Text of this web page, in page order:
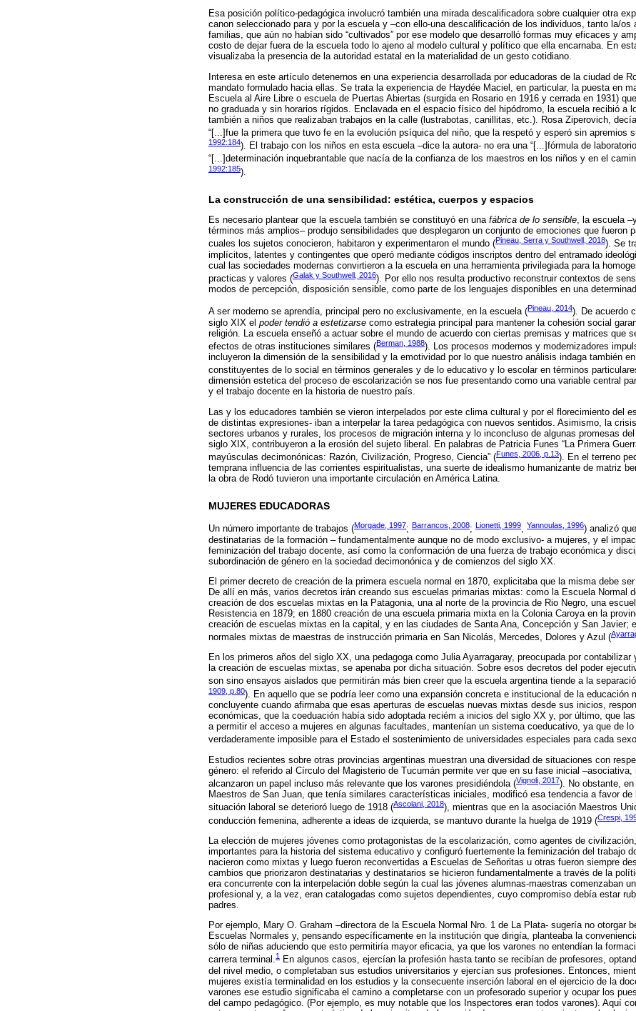
Esa posición político-pedagógica involucró también una mirada descalificadora sobre cualquier otra
canon seleccionado para y por la escuela y –con ello-una descalificación de los individuos, tanto la/os
familias, que aún no habían sido “cultivados” por ese modelo que desarrolló formas muy eficaces y
costo de dejar fuera de la escuela todo lo ajeno al modelo cultural y político que ella encarnaba. En
visualizaba la presencia de la autoridad estatal en la materialidad de un gesto cotidiano.
Interesa en este artículo detenernos en una experiencia desarrollada por educadoras de la ciudad de
mandato formulado hacia ellas. Se trata la experiencia de Haydée Maciel, en particular, la puesta en
Escuela al Aire Libre o escuela de Puertas Abiertas (surgida en Rosario en 1916 y cerrada en 1931)
no graduada y sin horarios rígidos. Enclavada en el espacio físico del hipódromo, la escuela recibió a
también a niños que realizaban trabajos en la calle (lustrabotas, canillitas, etc.). Rosa Ziperovich,
“[...]fue la primera que tuvo fe en la evolución psíquica del niño, que la respetó y esperó sin apremios
1992:184). El trabajo con los niños en esta escuela –dice la autora- no era una “[...]fórmula de
“[...]determinación inquebrantable que nacía de la confianza de los maestros en los niños y en el
1992:185).
La construcción de una sensibilidad: estética, cuerpos y espacios
Es necesario plantear que la escuela también se constituyó en una fábrica de lo sensible, la escuela
términos más amplios– produjo sensibilidades que desplegaron un conjunto de emociones que fueron
cuales los sujetos conocieron, habitaron y experimentaron el mundo (Pineau, Serra y Southwell, 2018). Se
implícitos, latentes y contingentes que operó mediante códigos inscriptos dentro del entramado
cual las sociedades modernas convirtieron a la escuela en una herramienta privilegiada para la
practicas y valores (Galak y Southwell, 2016). Por ello nos resulta productivo reconstruir contextos de
modos de percepción, disposición sensible, como parte de los lenguajes disponibles en una
A ser moderno se aprendía, principal pero no exclusivamente, en la escuela (Pineau, 2014). De acuerdo
siglo XIX el poder tendió a estetizarse como estrategia principal para mantener la cohesión social
religión. La escuela enseñó a actuar sobre el mundo de acuerdo con ciertas premisas y matrices que
efectos de otras instituciones similares (Berman, 1988). Los procesos modernos y modernizadores
incluyeron la dimensión de la sensibilidad y la emotividad por lo que nuestro análisis indaga también
constituyentes de lo social en términos generales y de lo educativo y lo escolar en términos
dimensión estetica del proceso de escolarización se nos fue presentando como una variable central
y el trabajo docente en la historia de nuestro país.
Las y los educadores también se vieron interpelados por este clima cultural y por el florecimiento del
de distintas expresiones- iban a interpelar la tarea pedagógica con nuevos sentidos. Asimismo, la
sectores urbanos y rurales, los procesos de migración interna y lo inconcluso de algunas promesas
siglo XIX, contribuyeron a la erosión del sujeto liberal. En palabras de Patricia Funes “La Primera
mayúsculas decimonónicas: Razón, Civilización, Progreso, Ciencia” (Funes, 2006, p.13). En el terreno
temprana influencia de las corrientes espiritualistas, una suerte de idealismo humanizante de matriz
la obra de Rodó tuvieron una importante circulación en América Latina.
MUJERES EDUCADORAS
Un número importante de trabajos (Morgade, 1997; Barrancos, 2008; Lionetti, 1999, Yannoulas, 1996) analizó
destinatarias de la formación – fundamentalmente aunque no de modo exclusivo- a mujeres, y el
feminización del trabajo docente, así como la conformación de una fuerza de trabajo económica y
subordinación de género en la sociedad decimonónica y de comienzos del siglo XX.
El primer decreto de creación de la primera escuela normal en 1870, explicitaba que la misma debe
De allí en más, varios decretos irán creando sus escuelas primarias mixtas: como la Escuela Normal
creación de dos escuelas mixtas en la Patagonia, una al norte de la provincia de Rio Negro, una
Resistencia en 1879; en 1880 creación de una escuela primaria mixta en la Colonia Caroya en la
creación de escuelas mixtas en la capital, y en las ciudades de Santa Ana, Concepción y San Javier;
normales mixtas de maestras de instrucción primaria en San Nicolás, Mercedes, Dolores y Azul (
En los primeros años del siglo XX, una pedagoga como Julia Ayarragaray, preocupada por
la creación de escuelas mixtas, se apenaba por dicha situación. Sobre esos decretos del poder
son sino ensayos aislados que permitirán más bien creer que la escuela argentina tiende a la
1909, p.80). En aquello que se podría leer como una expansión concreta e institucional de la educación
concluyente cuando afirmaba que esas aperturas de escuelas nuevas mixtas desde sus inicios,
económicas, que la coeduación había sido adoptada reciém a inicios del siglo XX y, por último, que
a permitir el acceso a mujeres en algunas facultades, mantenían un sistema coeducativo, ya que de
verdaderamente imposible para el Estado el sostenimiento de universidades especiales para cada
Estudios recientes sobre otras provincias argentinas muestran una diversidad de situaciones con
género: el referido al Círculo del Magisterio de Tucumán permite ver que en su fase inicial
alcanzaron un papel incluso más relevante que los varones presidiéndola (Vignoli, 2017). No obstante,
Maestros de San Juan, que tenía similares características iniciales, modificó esa tendencia a favor de
situación laboral se deterioró luego de 1918 (Ascolani, 2018), mientras que en la asociación Maestros
conducción femenina, adherente a ideas de izquierda, se mantuvo durante la huelga de 1919 (Crespi,
La elección de mujeres jóvenes como protagonistas de la escolarización, como agentes de
importantes para la historia del sistema educativo y configuró fuertemente la feminización del trabajo
nacieron como mixtas y luego fueron reconvertidas a Escuelas de Señoritas u otras fueron siempre
cambios que priorizaron destinatarias y destinatarios se hicieron fundamentalmente a través de la
era concurrente con la interpelación doble según la cual las jóvenes alumnas-maestras comenzaban
profesional y, a la vez, eran catalogadas como sujetos dependientes, cuyo compromiso debía estar
padres.
Por ejemplo, Mary O. Graham –directora de la Escuela Normal Nro. 1 de La Plata- sugería no otorgar
Escuelas Normales y, pensando específicamente en la institución que dirigía, planteaba la
sólo de niñas aduciendo que esto permitiría mayor eficacia, ya que los varones no entendían la
carrera terminal.1
En algunos casos, ejercían la profesión hasta tanto se recibían de profesores,
del nivel medio, o completaban sus estudios universitarios y ejercían sus profesiones. Entonces,
mujeres existía terminalidad en los estudios y la consecuente inserción laboral en el ejercicio de la
varones ese estudio significaba el camino a completarse con un profesorado superior y ocupar los
del campo pedagógico. (Por ejemplo, es muy notable que los Inspectores eran todos varones). Aquí